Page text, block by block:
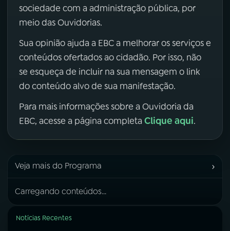
sociedade com a administração pública, por
meio das Ouvidorias.
Sua opinião ajuda a EBC a melhorar os serviços e
conteúdos ofertados ao cidadão. Por isso, não
se esqueça de incluir na sua mensagem o link
do conteúdo alvo de sua manifestação.
Para mais informações sobre a Ouvidoria da
EBC, acesse a página completa Clique aqui.
Veja mais do Programa ›
Carregando conteúdos...
Notícias Recentes